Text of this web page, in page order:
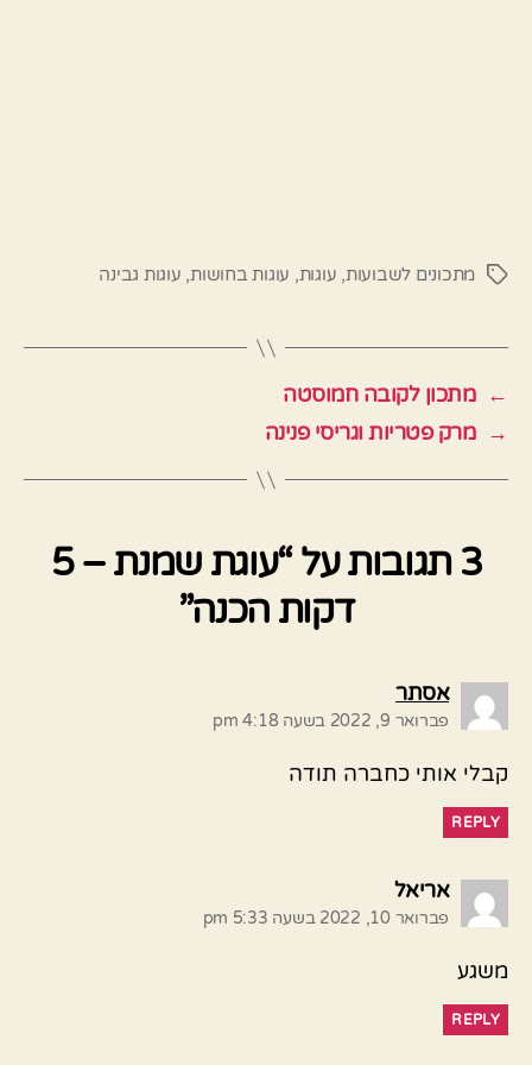
תגיותמתכונים לשבועות, עוגות, עוגות בחושות, עוגות גבינה
← מתכון לקובה חמוסטה
→ מרק פטריות וגריסי פנינה
3 תגובות על “עוגת שמנת – 5
דקות הכנה”
אסתראומר:
פברואר 9, 2022 בשעה 4:18 pm
קבלי אותי כחברה תודה
REPLY
אריאלאומר:
פברואר 10, 2022 בשעה 5:33 pm
משגע
REPLY